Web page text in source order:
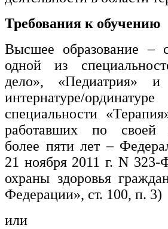
Требования к обучению
Высшее образование –
одной из
дело», «Педиатрия» и
интернатуре/
специальности
работавших по своей
более пяти лет –
21 ноября 2011 г. N
охраны здоровья
Федерации», ст. 100, п. 3)
или